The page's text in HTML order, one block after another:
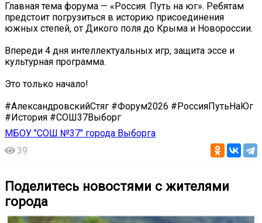
Главная тема форума — «Россия. Путь на юг». Ребятам
предстоит погрузиться в историю присоединения
южных степей, от Дикого поля до Крыма и Новороссии.
Впереди 4 дня интеллектуальных игр, защита эссе и
культурная программа.
Это только начало!
#АлександровскийСтяг #Форум2026 #РоссияПутьНаЮг
#История #СОШ37Выборг
МБОУ "СОШ №37" города Выборга
39
Поделитесь новостями с жителями
города